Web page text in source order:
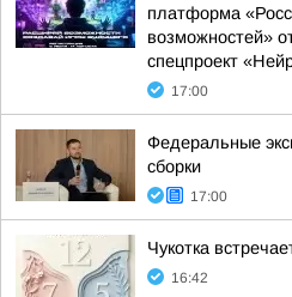
платформа
возможностей»
спецпроект
17:00
Федеральные
сборки
17:00
Чукотка
16:42